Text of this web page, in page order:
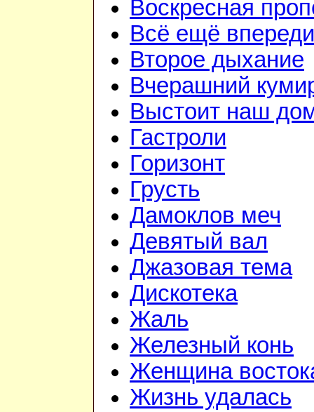
Воскресная
Всё ещё впереди
Второе дыхание
Вчерашний
Выстоит наш
Гастроли
Горизонт
Грусть
Дамоклов меч
Девятый вал
Джазовая тема
Дискотека
Жаль
Железный конь
Женщина
Жизнь удалась